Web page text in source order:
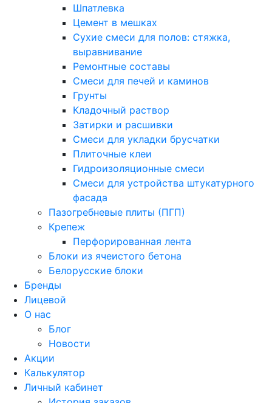
Шпатлевка
Цемент в мешках
Сухие смеси для полов: стяжка,
выравнивание
Ремонтные составы
Смеси для печей и каминов
Грунты
Кладочный раствор
Затирки и расшивки
Смеси для укладки брусчатки
Плиточные клеи
Гидроизоляционные смеси
Смеси для устройства штукатурного
фасада
Пазогребневые плиты (ПГП)
Крепеж
Перфорированная лента
Блоки из ячеистого бетона
Белорусские блоки
Бренды
Лицевой
О нас
Блог
Новости
Акции
Калькулятор
Личный кабинет